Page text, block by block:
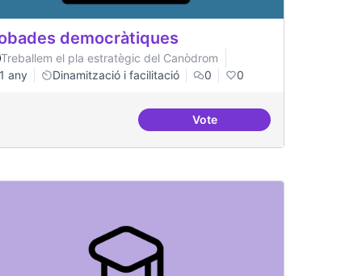
democràtiques
Treballem el pla estratègic del Canòdrom
1 any
Dinamització i facilitació 0 0
VoteTrobades democràtiques